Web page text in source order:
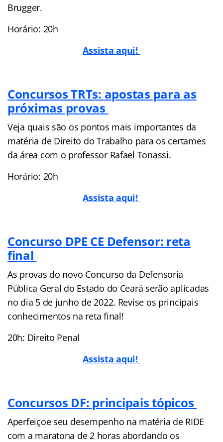
Brugger.
Horário: 20h
Assista aqui!
Concursos TRTs: apostas para as
próximas provas
Veja quais são os pontos mais importantes da
matéria de Direito do Trabalho para os certames
da área com o professor Rafael Tonassi.
Horário: 20h
Assista aqui!
Concurso DPE CE Defensor: reta
final
As provas do novo Concurso da Defensoria
Pública Geral do Estado do Ceará serão aplicadas
no dia 5 de junho de 2022. Revise os principais
conhecimentos na reta final!
20h: Direito Penal
Assista aqui!
Concursos DF: principais tópicos
Aperfeiçoe seu desempenho na matéria de RIDE
com a maratona de 2 horas abordando os